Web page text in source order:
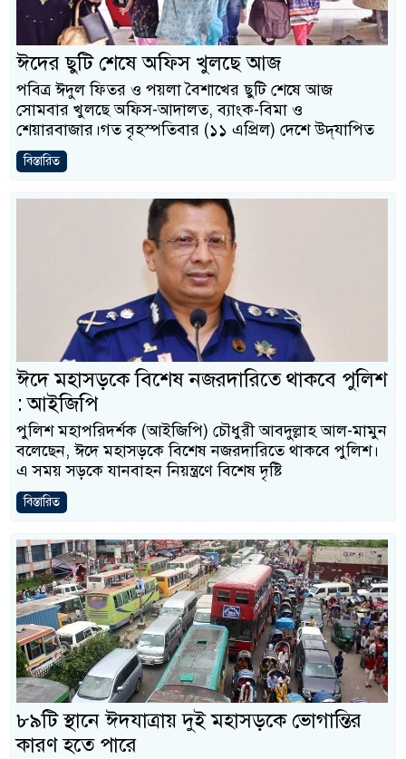
ঈদের ছুটি শেষে অফিস খুলছে আজ
পবিত্র ঈদুল ফিতর ও পয়লা বৈশাখের ছুটি শেষে আজ
সোমবার খুলছে অফিস-আদালত, ব্যাংক-বিমা ও
শেয়ারবাজার।গত বৃহস্পতিবার (১১ এপ্রিল) দেশে উদ্‌যাপিত
বিস্তারিত
ঈদে মহাসড়কে বিশেষ নজরদারিতে থাকবে পুলিশ
: আইজিপি
পুলিশ মহাপরিদর্শক (আইজিপি) চৌধুরী আবদুল্লাহ আল-মামুন
বলেছেন, ঈদে মহাসড়কে বিশেষ নজরদারিতে থাকবে পুলিশ।
এ সময় সড়কে যানবাহন নিয়ন্ত্রণে বিশেষ দৃষ্টি
বিস্তারিত
৮৯টি স্থানে ঈদযাত্রায় দুই মহাসড়কে ভোগান্তির
কারণ হতে পারে